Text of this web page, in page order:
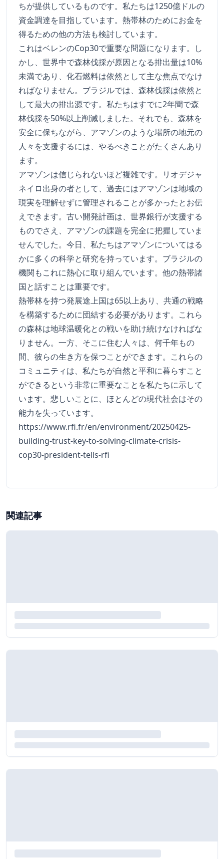
ちが提供しているものです。私たちは1250億ドルの
資金調達を目指しています。熱帯林のためにお金を
得るための他の方法も検討しています。
これはベレンのCop30で重要な問題になります。し
かし、世界中で森林伐採が原因となる排出量は10%
未満であり、化石燃料は依然として主な焦点でなけ
ればなりません。ブラジルでは、森林伐採は依然と
して最大の排出源です。私たちはすでに2年間で森
林伐採を50%以上削減しました。それでも、森林を
安全に保ちながら、アマゾンのような場所の地元の
人々を支援するには、やるべきことがたくさんあり
ます。
アマゾンは信じられないほど複雑です。リオデジャ
ネイロ出身の者として、過去にはアマゾンは地域の
現実を理解せずに管理されることが多かったとお伝
えできます。古い開発計画は、世界銀行が支援する
ものでさえ、アマゾンの課題を完全に把握していま
せんでした。今日、私たちはアマゾンについてはる
かに多くの科学と研究を持っています。ブラジルの
機関もこれに熱心に取り組んでいます。他の熱帯諸
国と話すことは重要です。
熱帯林を持つ発展途上国は65以上あり、共通の戦略
を構築するために団結する必要があります。これら
の森林は地球温暖化との戦いを助け続けなければな
りません。一方、そこに住む人々は、何千年もの
間、彼らの生き方を保つことができます。これらの
コミュニティは、私たちが自然と平和に暮らすこと
ができるという非常に重要なことを私たちに示して
います。悲しいことに、ほとんどの現代社会はその
能力を失っています。
https://www.rfi.fr/en/environment/20250425-
building-trust-key-to-solving-climate-crisis-
cop30-president-tells-rfi
関連記事